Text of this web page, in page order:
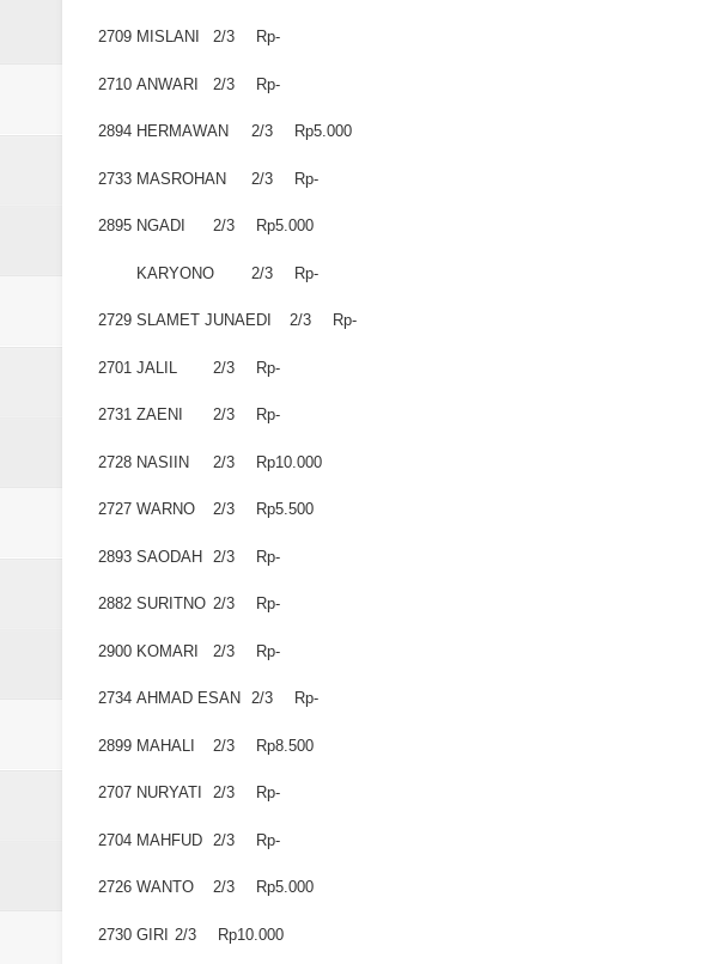
2709 MISLANI 2/3 Rp-
2710 ANWARI 2/3 Rp-
2894 HERMAWAN 2/3 Rp5.000
2733 MASROHAN 2/3 Rp-
2895 NGADI 2/3 Rp5.000
KARYONO 2/3 Rp-
2729 SLAMET JUNAEDI 2/3 Rp-
2701 JALIL 2/3 Rp-
2731 ZAENI 2/3 Rp-
2728 NASIIN 2/3 Rp10.000
2727 WARNO 2/3 Rp5.500
2893 SAODAH 2/3 Rp-
2882 SURITNO 2/3 Rp-
2900 KOMARI 2/3 Rp-
2734 AHMAD ESAN 2/3 Rp-
2899 MAHALI 2/3 Rp8.500
2707 NURYATI 2/3 Rp-
2704 MAHFUD 2/3 Rp-
2726 WANTO 2/3 Rp5.000
2730 GIRI 2/3 Rp10.000